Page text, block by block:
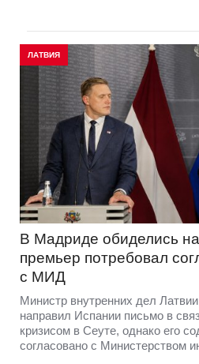
ЛАТВИЯ
В Мадриде обиделись
премьер потребовал
с МИД
Министр внутренних дел
направил Испании письмо в
кризисом в Сеуте, однако его
согласовано с Министерством